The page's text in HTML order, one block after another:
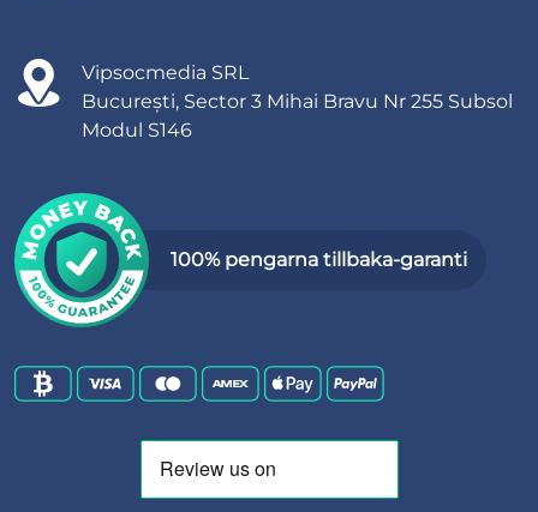
Vipsocmedia SRL
București, Sector 3 Mihai Bravu Nr 255 Subsol
Modul S146
100% pengarna tillbaka-garanti